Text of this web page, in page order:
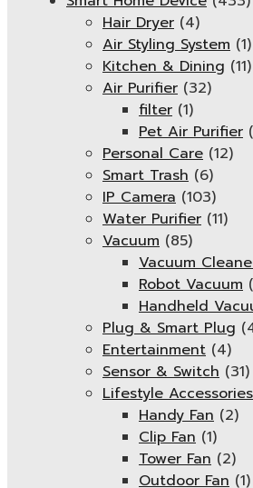
Hair Dryer (4)
Air Styling System (1)
Kitchen & Dining (11)
Air Purifier (32)
filter (1)
Pet Air Purifier
Personal Care (12)
Smart Trash (6)
IP Camera (103)
Water Purifier (11)
Vacuum (85)
Vacuum
Robot Vacuum
Handheld
Plug & Smart Plug
Entertainment (4)
Sensor & Switch (31)
Lifestyle Accessories
Handy Fan (2)
Clip Fan (1)
Tower Fan (2)
Outdoor Fan (1)